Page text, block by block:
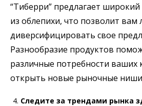
“Тиберри” предлагает
из облепихи, что позволит вам
диверсифицировать свое
Разнообразие продуктов
различные потребности ваших
открыть новые рыночные
Следите за трендами рынка